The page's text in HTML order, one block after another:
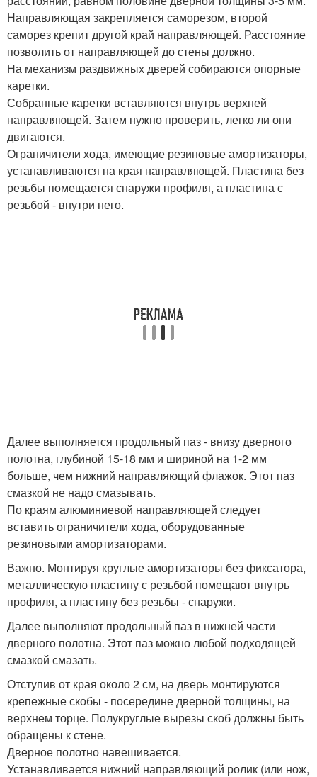
Направляющая закрепляется саморезом, второй
саморез крепит другой край направляющей. Расстояние
позволить от направляющей до стены должно.
На механизм раздвижных дверей собираются опорные
каретки.
Собранные каретки вставляются внутрь верхней
направляющей. Затем нужно проверить, легко ли они
двигаются.
Ограничители хода, имеющие резиновые амортизаторы,
устанавливаются на края направляющей. Пластина без
резьбы помещается снаружи профиля, а пластина с
резьбой - внутри него.
Далее выполняется продольный паз - внизу дверного
полотна, глубиной 15-18 мм и шириной на 1-2 мм
больше, чем нижний направляющий флажок. Этот паз
смазкой не надо смазывать.
По краям алюминиевой направляющей следует
вставить ограничители хода, оборудованные
резиновыми амортизаторами.
Важно. Монтируя круглые амортизаторы без фиксатора,
металлическую пластину с резьбой помещают внутрь
профиля, а пластину без резьбы - снаружи.
Далее выполняют продольный паз в нижней части
дверного полотна. Этот паз можно любой подходящей
смазкой смазать.
Отступив от края около 2 см, на дверь монтируются
крепежные скобы - посередине дверной толщины, на
верхнем торце. Полукруглые вырезы скоб должны быть
обращены к стене.
Дверное полотно навешивается.
Устанавливается нижний направляющий ролик (или нож,